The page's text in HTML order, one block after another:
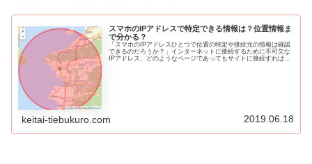
スマホのIPアドレスで特定できる情報は？位置情報ま
で分かる？
「スマホのIPアドレスひとつで位置の特定や接続元の情報は確認
できるのだろうか？」インターネットに接続するために不可欠な
IPアドレス。どのようなページであってもサイトに接続すれば、
keitai-tiebukuro.com 2019.06.18